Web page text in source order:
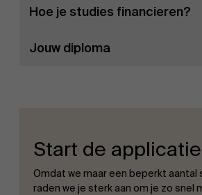
Hoe je studies financieren?
Jouw diploma
Start de
Omdat we maar een beperkt
raden we je sterk aan om je zo snel